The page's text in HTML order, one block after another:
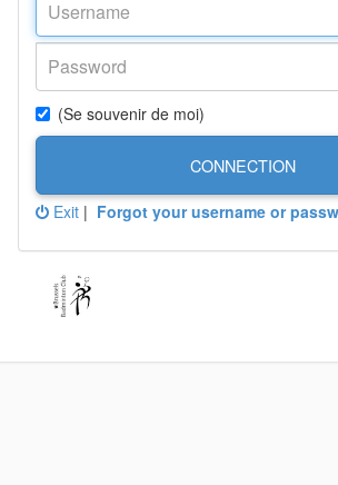
(Se souvenir de moi)
CONNECTION
Exit | Forgot your username or